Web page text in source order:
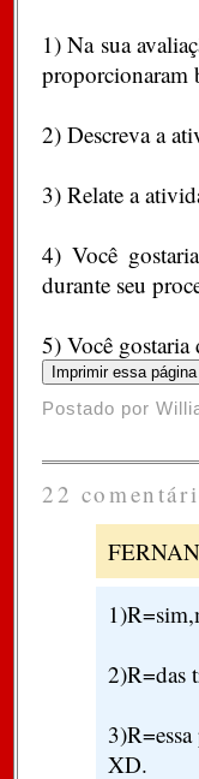
1) Na sua
proporcionaram
2) Descreva a
3) Relate a
4) Você
durante seu
5) Você gostaria
Postado por
22
2)R=das
XD.